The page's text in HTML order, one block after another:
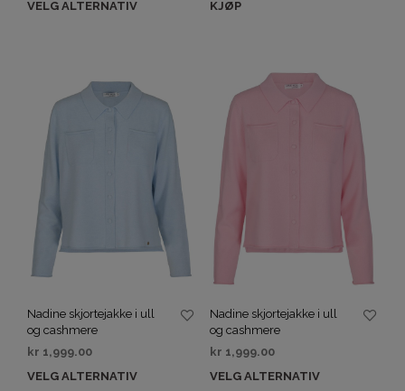
VELG ALTERNATIV KJØP
Nadine skjortejakke i ull
og cashmere
kr 1,999.00
VELG ALTERNATIV
Nadine skjortejakke i ull
og cashmere
kr 1,999.00
VELG ALTERNATIV